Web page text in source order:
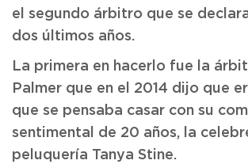
el segundo árbitro que se
dos últimos años.
La primera en hacerlo fue la
Palmer que en el 2014 dijo que
que se pensaba casar con su
sentimental de 20 años, la
peluquería Tanya Stine.